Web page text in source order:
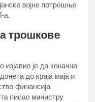
војне потрошње
а.
трошкове
је да коначна
до краја маја и
финансија
писао министру